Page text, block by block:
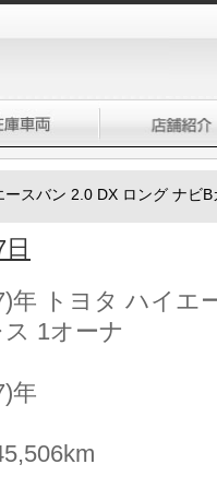
スバン 2.0 DX ロング ナビ
年 トヨタ ハイエ
1オーナ
年